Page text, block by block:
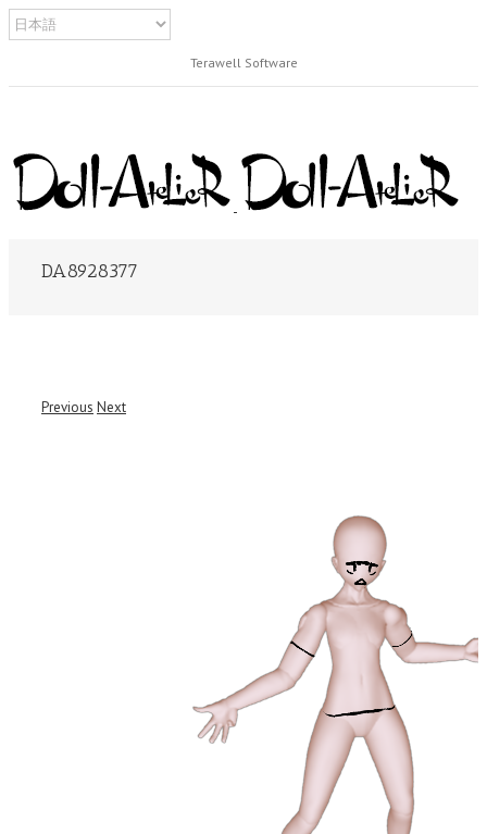
Terawell Software
DA8928377
Previous Next